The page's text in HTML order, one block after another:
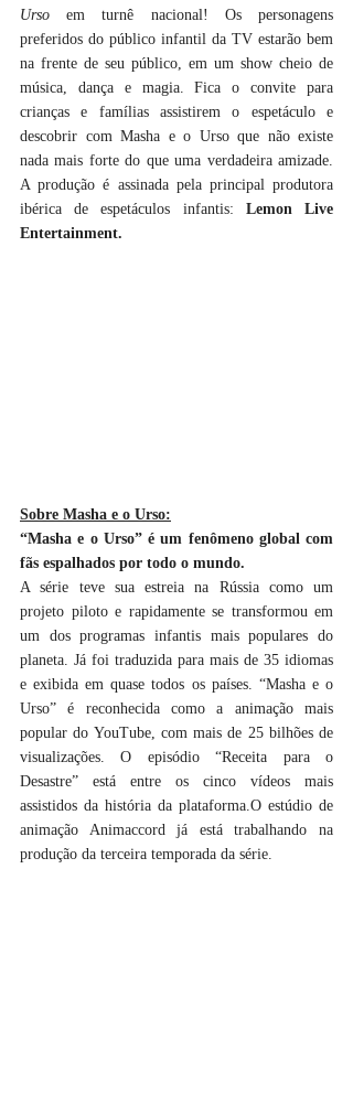
Urso em turnê nacional! Os personagens
preferidos do público infantil da TV estarão bem
na frente de seu público, em um show cheio de
música, dança e magia. Fica o convite para
crianças e famílias assistirem o espetáculo e
descobrir com Masha e o Urso que não existe
nada mais forte do que uma verdadeira amizade.
A produção é assinada pela principal produtora
ibérica de espetáculos infantis: Lemon Live
Entertainment.
Sobre Masha e o Urso:
“Masha e o Urso” é um fenômeno global com
fãs espalhados por todo o mundo.
A série teve sua estreia na Rússia como um
projeto piloto e rapidamente se transformou em
um dos programas infantis mais populares do
planeta. Já foi traduzida para mais de 35 idiomas
e exibida em quase todos os países. “Masha e o
Urso” é reconhecida como a animação mais
popular do YouTube, com mais de 25 bilhões de
visualizações. O episódio “Receita para o
Desastre” está entre os cinco vídeos mais
assistidos da história da plataforma.O estúdio de
animação Animaccord já está trabalhando na
produção da terceira temporada da série.